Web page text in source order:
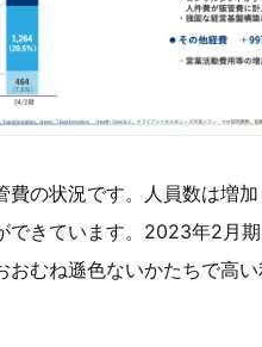
の状況です。人員数は増
できています。2023年2月
むね遜色ないかたちで高い